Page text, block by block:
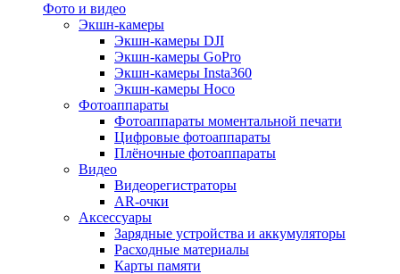
Фото и видео
Экшн-камеры
Экшн-камеры DJI
Экшн-камеры GoPro
Экшн-камеры Insta360
Экшн-камеры Hoco
Фотоаппараты
Фотоаппараты моментальной печати
Цифровые фотоаппараты
Плёночные фотоаппараты
Видео
Видеорегистраторы
AR-очки
Аксессуары
Зарядные устройства и аккумуляторы
Расходные материалы
Карты памяти